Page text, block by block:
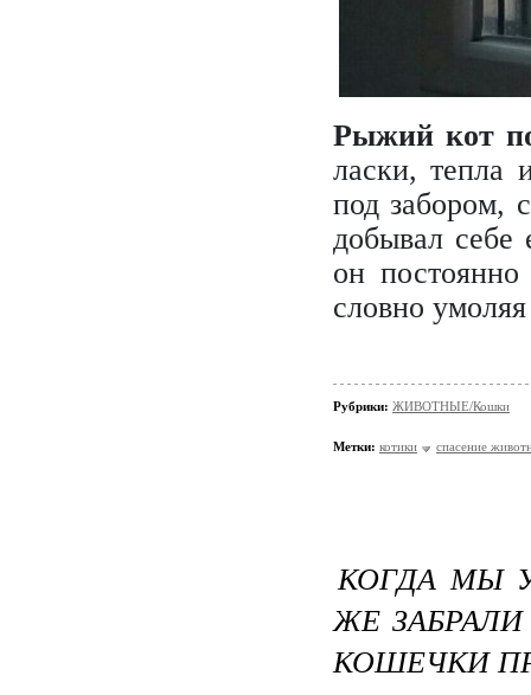
Рыжий кот
ласки,
под забором,
добывал себе
он
словно
Рубрики: ЖИВОТНЫЕ/Кошки
Метки: котики спасение
КОГДА МЫ
ЖЕ
КОШЕЧКИ